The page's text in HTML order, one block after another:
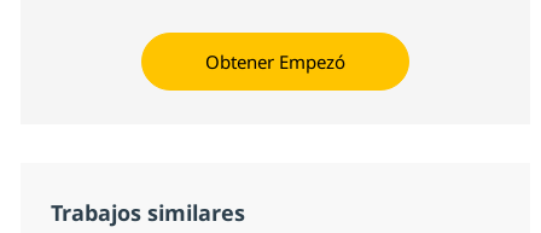
Obtener Empezó
Trabajos similares